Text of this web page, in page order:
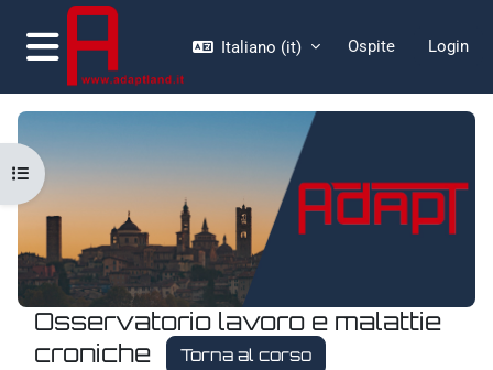
Vai al contenuto principale
Pannello laterale
Italiano ‎(it)‎ Ospite Login
Osservatorio lavoro e malattie
croniche
Torna al corso
Apri indice del corso